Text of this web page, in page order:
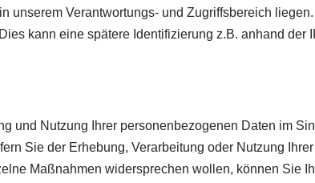
unserem Verantwortungs- und Zugriffsbereich
kann eine spätere Identifizierung z.B. anhand der
und Nutzung Ihrer personenbezogenen Daten im
Sie der Erhebung, Verarbeitung oder Nutzung
Maßnahmen widersprechen wollen, können Sie